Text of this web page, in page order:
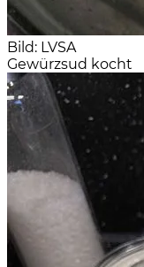
Bild: LVSA
Gewürzsud kocht